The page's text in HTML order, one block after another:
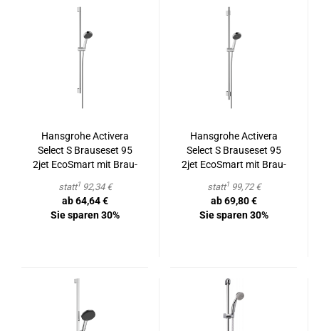
Hans­gro­he Ac­ti­ve­ra
Select S Braus­e­set 95
2jet Ec­oS­mart mit Brau­
statt192,34 €
ab 64,64 €
Sie sparen 30%
Hans­gro­he Ac­ti­ve­ra
Select S Braus­e­set 95
2jet Ec­oS­mart mit Brau­
statt199,72 €
ab 69,80 €
Sie sparen 30%